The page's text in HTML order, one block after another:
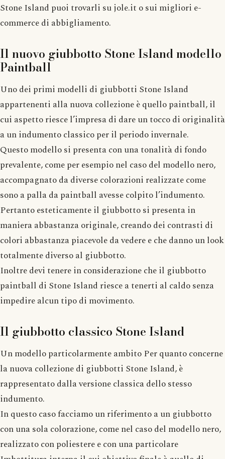
Stone Island puoi trovarli su jole.it o sui migliori e-
commerce di abbigliamento.
Il nuovo giubbotto Stone Island modello
Paintball
Uno dei primi modelli di giubbotti Stone Island
appartenenti alla nuova collezione è quello paintball, il
cui aspetto riesce l’impresa di dare un tocco di originalità
a un indumento classico per il periodo invernale.
Questo modello si presenta con una tonalità di fondo
prevalente, come per esempio nel caso del modello nero,
accompagnato da diverse colorazioni realizzate come
sono a palla da paintball avesse colpito l’indumento.
Pertanto esteticamente il giubbotto si presenta in
maniera abbastanza originale, creando dei contrasti di
colori abbastanza piacevole da vedere e che danno un look
totalmente diverso al giubbotto.
Inoltre devi tenere in considerazione che il giubbotto
paintball di Stone Island riesce a tenerti al caldo senza
impedire alcun tipo di movimento.
Il giubbotto classico Stone Island
Un modello particolarmente ambito Per quanto concerne
la nuova collezione di giubbotti Stone Island, è
rappresentato dalla versione classica dello stesso
indumento.
In questo caso facciamo un riferimento a un giubbotto
con una sola colorazione, come nel caso del modello nero,
realizzato con poliestere e con una particolare